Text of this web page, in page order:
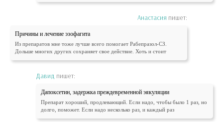
Анастасия пишет:
Причины и лечение эзофагита
Из препаратов мне тоже лучше всего помогает Рабепразол-СЗ.
Дольше многих других сохраняет свое действие. Хоть и стоит
Давид пишет:
Дапоксетин, задержка преждевременной эякуляции
Препарат хороший, продлевающий. Если надо, чтобы было 1 раз, но
долго, поможет. Если надо несколько раз, и каждый раз